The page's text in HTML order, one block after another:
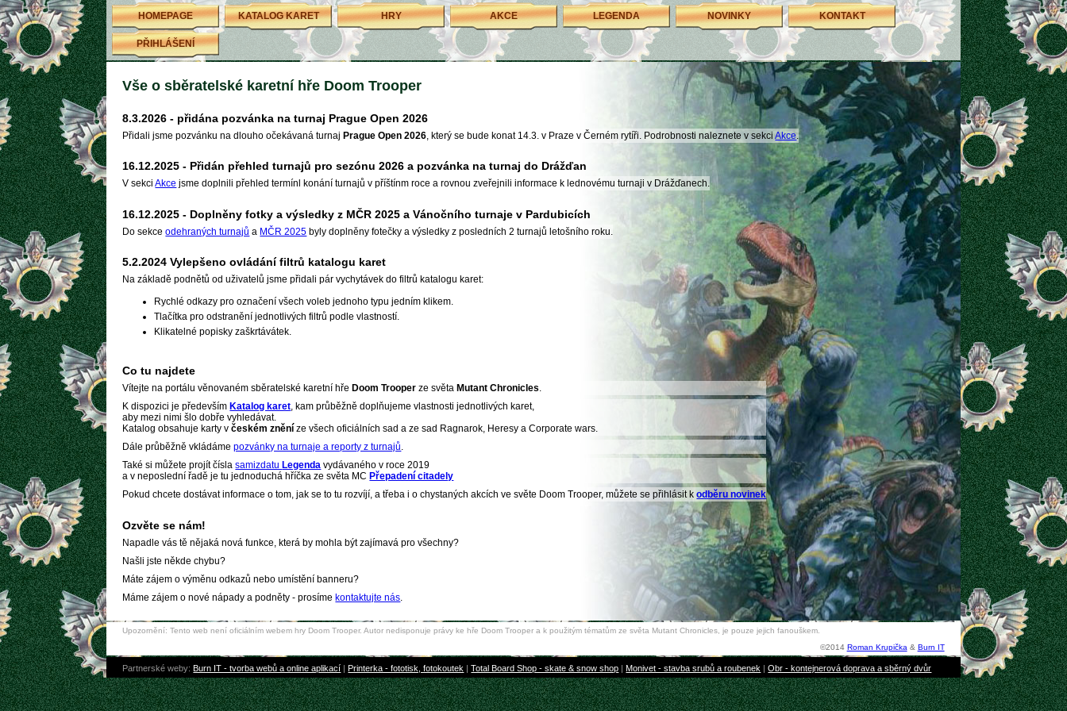
HOMEPAGE KATALOG KARET HRY AKCE LEGENDA NOVINKY KONTAKT
PŘIHLÁŠENÍ
Vše o sběratelské karetní hře Doom Trooper
8.3.2026 - přidána pozvánka na turnaj Prague Open 2026
Přidali jsme pozvánku na dlouho očekávaná turnajPrague Open 2026 , který se bude konat 14.3. v Praze v Černém rytíři. Podrobnosti naleznete v sekciAkce .
16.12.2025 - Přidán přehled turnajů pro sezónu 2026 a pozvánka na turnaj do Drážďan
V sekciAkce jsme doplnili přehled termínl konání turnajů v příštínm roce a rovnou zveřejnili informace k lednovému turnaji v Drážďanech.
16.12.2025 - Doplněny fotky a výsledky z MČR 2025 a Vánočního turnaje v Pardubicích
Do sekceodehraných turnajů a MČR 2025 byly doplněny fotečky a výsledky z posledních 2 turnajů letošního roku.
5.2.2024 Vylepšeno ovládání filtrů katalogu karet
Na základě podnětů od uživatelů jsme přidali pár vychytávek do filtrů katalogu karet:
Rychlé odkazy pro označení všech voleb jednoho typu jedním klikem.
Tlačítka pro odstranění jednotlivých filtrů podle vlastností.
Klikatelné popisky zaškrtávátek.
Co tu najdete
Vítejte na portálu věnovaném sběratelské karetní hře Doom Trooper ze světa Mutant Chronicles.
K dispozici je především Katalog karet, kam průběžně doplňujeme vlastnosti jednotlivých karet,
aby mezi nimi šlo dobře vyhledávat.
Katalog obsahuje karty včeském znění ze všech oficiálních sad a ze sad Ragnarok, Heresy a Corporate wars.
Dále průběžně vkládámepozvánky na turnaje a reporty z turnajů.
Také si můžete projít číslasamizdatu Legenda vydávaného v roce 2019
a v neposlední řadě je tu jednoduchá hříčka ze světa MC Přepadení citadely
Pokud chcete dostávat informace o tom, jak se to tu rozvíjí, a třeba i o chystaných akcích ve světe Doom Trooper, můžete se přihlásit kodběru novinek
Ozvěte se nám!
Napadle vás tě nějaká nová funkce, která by mohla být zajímavá pro všechny?
Našli jste někde chybu?
Máte zájem o výměnu odkazů nebo umístění banneru?
Máme zájem o nové nápady a podněty - prosímekontaktujte nás
Upozornění: Tento web není oficiálním webem hry Doom Trooper. Autor nedisponuje právy ke hře Doom Trooper a k použitým tématům ze světa Mutant Chronicles, je pouze jejich fanouškem.
©2014 Roman Krupička & Burn IT
Partnerské weby:Burn IT - tvorba webů a online aplikací |Printerka - fototisk, fotokoutek |Total Board Shop - skate & snow shop |Monivet - stavba srubů a roubenek |Obr - kontejnerová doprava a sběrný dvůr